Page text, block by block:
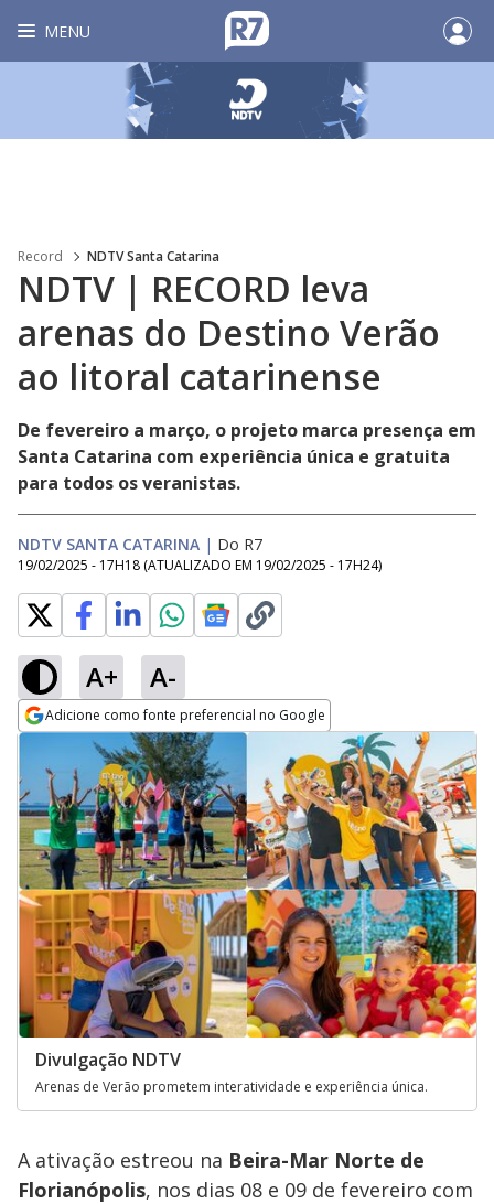
MENU
Record NDTV Santa Catarina
NDTV | RECORD leva
arenas do Destino Verão
ao litoral catarinense
De fevereiro a março, o projeto marca presença em
Santa Catarina com experiência única e gratuita
para todos os veranistas.
NDTV SANTA CATARINA | Do R7
19/02/2025 - 17H18 (ATUALIZADO EM 19/02/2025 - 17H24)
A+ A-
Adicione como fonte preferencial no Google
Opens in new window
Divulgação NDTV
Arenas de Verão prometem interatividade e experiência única.
A ativação estreou na Beira-Mar Norte de
Florianópolis, nos dias 08 e 09 de fevereiro com